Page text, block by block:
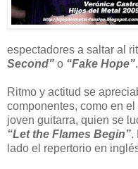
espectadores a saltar al
Second” o “Fake Hope”.
Ritmo y actitud se
componentes, como en
joven guitarra, quien se
“Let the Flames Begin”.
lado el repertorio en